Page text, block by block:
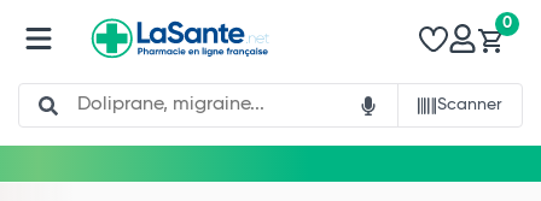
Search
Scanner
0